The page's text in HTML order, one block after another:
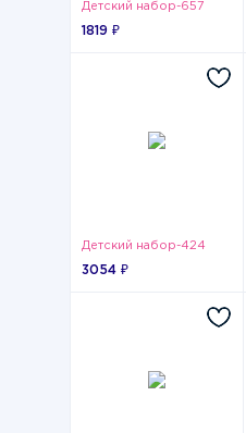
Детский набор-657
1819 ₽
Детский набор-424
3054 ₽